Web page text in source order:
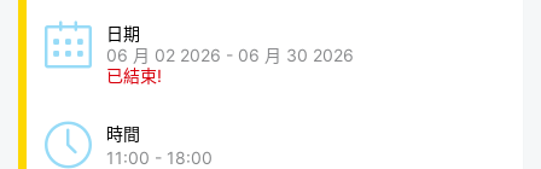
日期
06 月 02 2026 - 06 月 30 2026
已結束!
時間
11:00 - 18:00